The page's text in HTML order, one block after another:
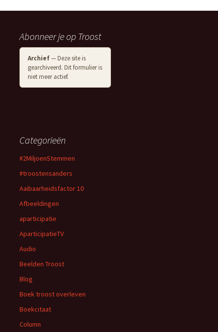
Abonneer je op Troost
Archief— Deze site is
gearchiveerd. Dit formulier is
niet meer actief.
Categorieën
#2MiljoenStemmen
#troostensanders
Aaibaarheidsfactor 10
Afbeeldingen
aparticipatie
AparticipatieTV
Audio
Beelden Troost
Blog
Boek troost overleven
Boekcitaat
Column